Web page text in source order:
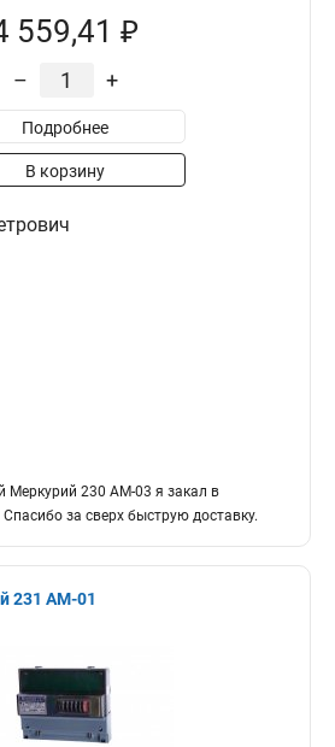
559,41 ₽
– +
Подробнее
В корзину
Меркурий 230 АМ-03 я закал в
за сверх быструю доставку.
231 АМ-01